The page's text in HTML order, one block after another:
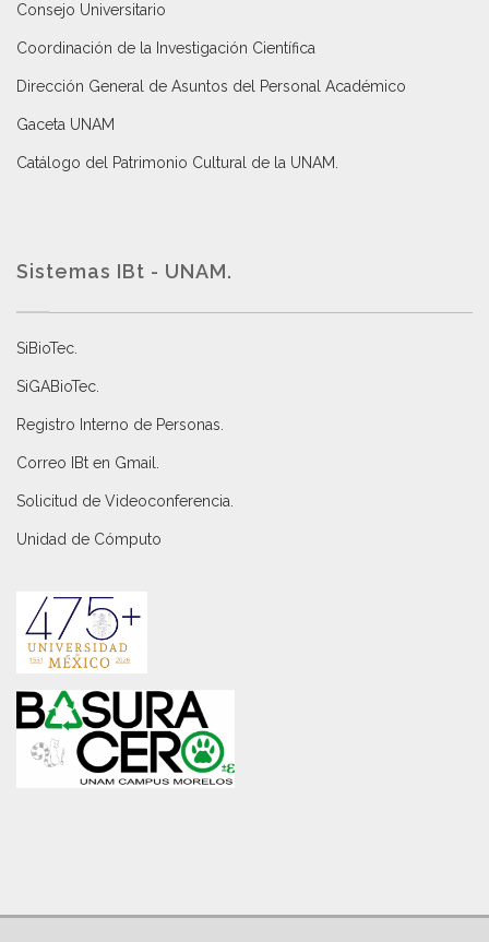
Consejo Universitario
Coordinación de la Investigación Científica
Dirección General de Asuntos del Personal Académico
Gaceta UNAM
Catálogo del Patrimonio Cultural de la UNAM.
Sistemas IBt - UNAM.
SiBioTec
SiGABioTec.
Registro Interno de Personas
Correo IBt en Gmail
Solicitud de Videoconferencia.
Unidad de Cómputo